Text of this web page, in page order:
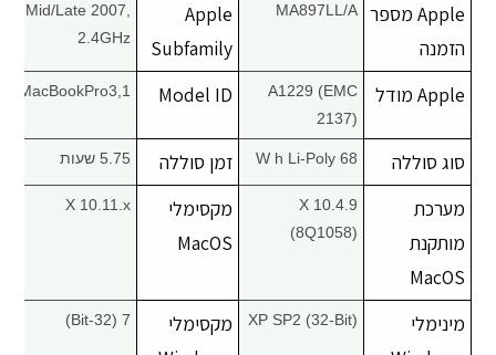
Apple מספר
הזמנה
MA897LL/A
Apple
Subfamily
Mid/Late 2007,
2.4GHz
Apple מודל
A1229 (EMC
2137)
Model ID
MacBookPro3,1
סוג סוללה 68 W h Li-Poly זמן סוללה 5.75 שעות
מערכת
מותקנת
MacOS
X 10.4.9
(8Q1058)
מקסימלי
MacOS
X 10.11.x
מינימלי
XP SP2 (32-Bit)
מקסימלי
7 (32-Bit)